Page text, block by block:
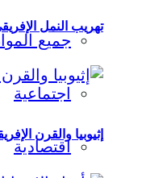
جميع
اجتماعية
اقتصادية
تهريب النمل
إثيوبيا والقرن